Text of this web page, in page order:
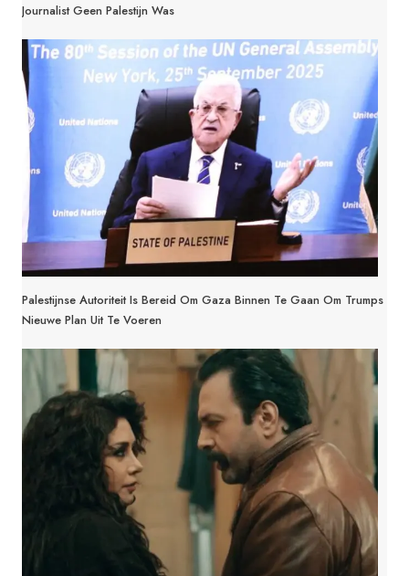
Journalist Geen Palestijn Was
Palestijnse Autoriteit Is Bereid Om Gaza Binnen Te Gaan Om Trumps
Nieuwe Plan Uit Te Voeren